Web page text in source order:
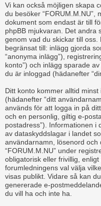
Vi kan också möjligen skapa
du besöker “FORUM.M.NU”,
dokument som endast är till
phpBB mjukvaran. Det andra
genom vad du skickar till
begränsat till: inlägg gjorda
“anonyma inlägg”),
konto”) och inlägg sparade
du är inloggad (hädanefter
Ditt konto kommer alltid
(hädanefter “ditt
används för att logga in på
och en personlig, giltig e-
postadress”). Informationen i
av dataskyddslagar i landet
användarnamn, lösenord
“FORUM.M.NU” under
obligatorisk eller frivillig,
forumledningens val välja
visas publikt. Vidare så kan
genererade e-
du vill ha och inte ha.